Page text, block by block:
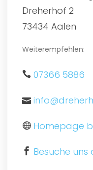
Dreherhof 2
73434 Aalen
Weiterempfehlen:
07366 5886
Homepage
Besuche